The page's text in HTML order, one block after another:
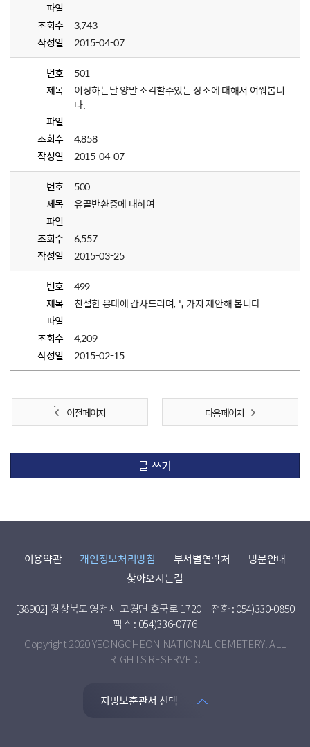
파일
조회수
3,743
작성일
2015-04-07
번호
501
제목
이장하는날 양말 소각할수있는 장소에 대해서 여쭤봅니
다.
파일
조회수
4,858
작성일
2015-04-07
번호
500
제목
유골반환증에 대하여
파일
조회수
6,557
작성일
2015-03-25
번호
499
제목
친절한 응대에 감사드리며, 두가지 제안해 봅니다.
파일
조회수
4,209
작성일
2015-02-15
이전 페이지 다음 페이지
글 쓰기
이용약관 개인정보처리방침 부서별연락처
방문안내
찾아오시는길
[38902] 경상북도 영천시 고경면 호국로 1720
전화 : 054)330-0850
팩스 : 054)336-0776
Copyright 2020 YEONGCHEON NATIONAL CEMETERY. ALL
RIGHTS RESERVED.
지방보훈관서 선택